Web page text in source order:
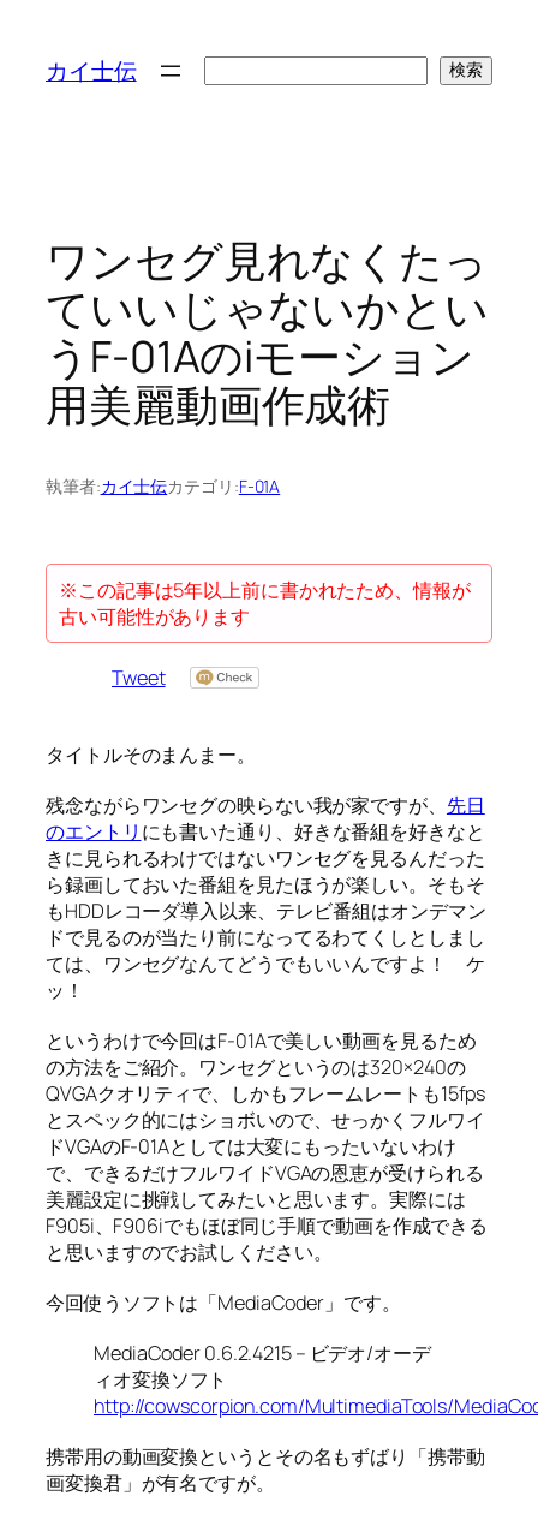
カイ士伝 検索
ワンセグ見れなくたっ
ていいじゃないかとい
うF-01Aのiモーション
用美麗動画作成術
執筆者:カイ士伝カテゴリ:F-01A
※この記事は5年以上前に書かれたため、情報が
古い可能性があります
Tweet
タイトルそのまんまー。
残念ながらワンセグの映らない我が家ですが、 先日
のエントリ にも書いた通り、好きな番組を好きなと
きに見られるわけではないワンセグを見るんだった
ら録画しておいた番組を見たほうが楽しい。そもそ
もHDDレコーダ導入以来、テレビ番組はオンデマン
ドで見るのが当たり前になってるわてくしとしまし
ては、ワンセグなんてどうでもいいんですよ！ ケ
ッ！
というわけで今回はF-01Aで美しい動画を見るため
の方法をご紹介。ワンセグというのは320×240の
QVGAクオリティで、しかもフレームレートも15fps
とスペック的にはショボいので、せっかくフルワイ
ドVGAのF-01Aとしては大変にもったいないわけ
で、できるだけフルワイドVGAの恩恵が受けられる
美麗設定に挑戦してみたいと思います。実際には
F905i、F906iでもほぼ同じ手順で動画を作成できる
と思いますのでお試しください。
今回使うソフトは「MediaCoder」です。
MediaCoder 0.6.2.4215 – ビデオ/オーデ
ィオ変換ソフト
http://cowscorpion.com/MultimediaTools/
携帯用の動画変換というとその名もずばり「携帯動
画変換君」が有名ですが。